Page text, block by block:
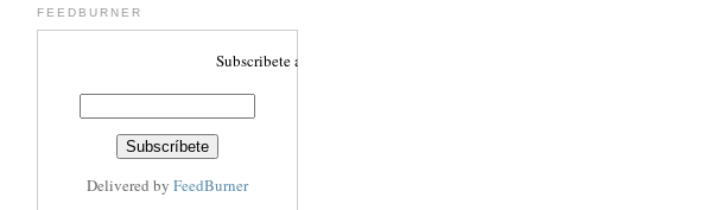
FEEDBURNER
Subscribete aquí para recibir actulizaciones automáticamente
Delivered by FeedBurner